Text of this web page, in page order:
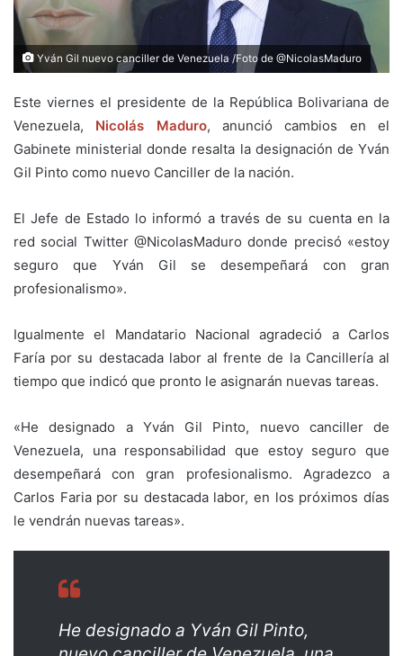
Yván Gil nuevo canciller de Venezuela /Foto de @NicolasMaduro
Este viernes el presidente de la República Bolivariana de
Venezuela, Nicolás Maduro, anunció cambios en el
Gabinete ministerial donde resalta la designación de Yván
Gil Pinto como nuevo Canciller de la nación.
El Jefe de Estado lo informó a través de su cuenta en la
red social Twitter @NicolasMaduro donde precisó «estoy
seguro que Yván Gil se desempeñará con gran
profesionalismo».
Igualmente el Mandatario Nacional agradeció a Carlos
Faría por su destacada labor al frente de la Cancillería al
tiempo que indicó que pronto le asignarán nuevas tareas.
«He designado a Yván Gil Pinto, nuevo canciller de
Venezuela, una responsabilidad que estoy seguro que
desempeñará con gran profesionalismo. Agradezco a
Carlos Faria por su destacada labor, en los próximos días
le vendrán nuevas tareas».
He designado a Yván Gil Pinto,